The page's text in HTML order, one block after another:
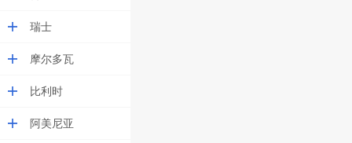
瑞士
摩尔多瓦
比利时
阿美尼亚